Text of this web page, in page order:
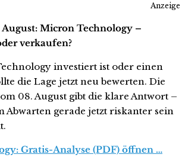
Anzeige
August: Micron Technology –
verkaufen?
investiert ist oder einen
die Lage jetzt neu bewerten. Die
08. August gibt die klare Antwort –
Abwarten gerade jetzt riskanter sein
Gratis-Analyse (PDF) öffnen …